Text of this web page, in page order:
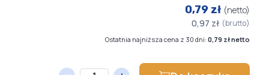
0,79 zł (netto)
0,97 zł (brutto)
Ostatnia najniższa cena z 30 dni:0,79 zł netto